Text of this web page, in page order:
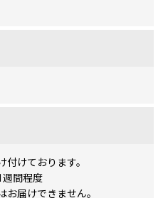
けております。
週間程度
届けできません。